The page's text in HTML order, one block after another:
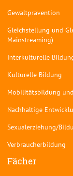
Gewaltprävention
Gleichstellung und
Mainstreaming)
Interkulturelle
Kulturelle Bildung
Mobilitätsbildung
Nachhaltige
Sexualerziehung/
Verbraucherbildung
Fächer